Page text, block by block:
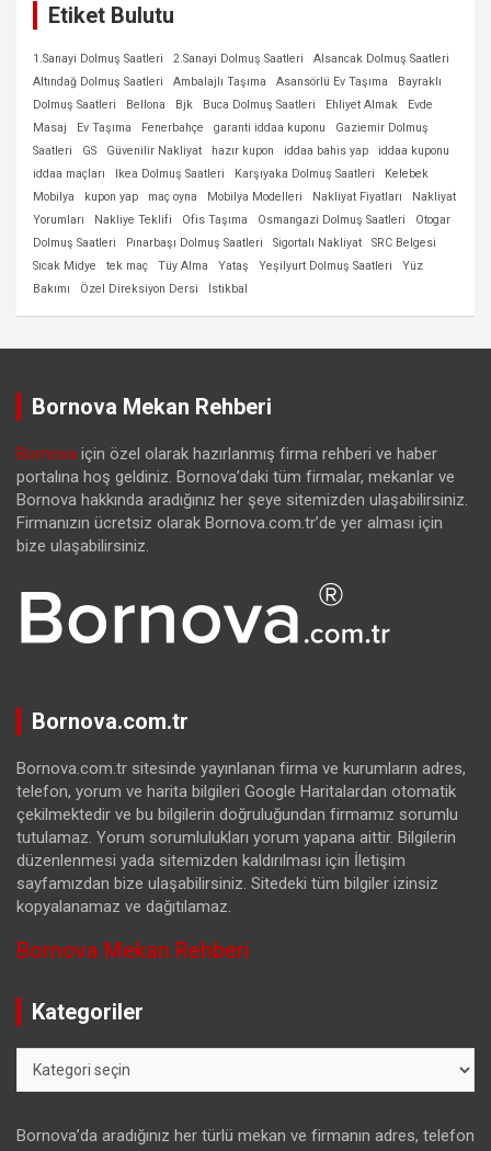
Etiket Bulutu
1.Sanayi Dolmuş Saatleri 2.Sanayi Dolmuş Saatleri
Alsancak Dolmuş Saatleri
Altındağ Dolmuş Saatleri
Ambalajlı Taşıma Asansörlü Ev Taşıma
Bayraklı
Dolmuş Saatleri
Bellona Bjk Buca Dolmuş Saatleri Ehliyet Almak
Evde
Masaj
Ev Taşıma Fenerbahçe garanti iddaa kuponu
Gaziemir Dolmuş
Saatleri
GS Güvenilir Nakliyat hazır kupon iddaa bahis yap
iddaa kuponu
iddaa maçları
Ikea Dolmuş Saatleri Karşıyaka Dolmuş Saatleri
Kelebek
Mobilya
kupon yap maç oyna Mobilya Modelleri Nakliyat Fiyatları
Nakliyat
Yorumları
Nakliye Teklifi Ofis Taşıma Osmangazi Dolmuş Saatleri
Otogar
Dolmuş Saatleri
Pınarbaşı Dolmuş Saatleri Sigortalı Nakliyat
SRC Belgesi
Sıcak Midye
tek maç Tüy Alma Yataş Yeşilyurt Dolmuş Saatleri
Yüz
Bakımı
Özel Direksiyon Dersi İstikbal
Bornova Mekan Rehberi
Bornova için özel olarak hazırlanmış firma rehberi ve haber
portalına hoş geldiniz. Bornova’daki tüm firmalar, mekanlar ve
Bornova hakkında aradığınız her şeye sitemizden ulaşabilirsiniz.
Firmanızın ücretsiz olarak Bornova.com.tr’de yer alması için
bize ulaşabilirsiniz.
Bornova.com.tr
Bornova.com.tr sitesinde yayınlanan firma ve kurumların adres,
telefon, yorum ve harita bilgileri Google Haritalardan otomatik
çekilmektedir ve bu bilgilerin doğruluğundan firmamız sorumlu
tutulamaz. Yorum sorumlulukları yorum yapana aittir. Bilgilerin
düzenlenmesi yada sitemizden kaldırılması için İletişim
sayfamızdan bize ulaşabilirsiniz. Sitedeki tüm bilgiler izinsiz
kopyalanamaz ve dağıtılamaz.
Bornova Mekan Rehberi
Kategoriler
Bornova’da aradığınız her türlü mekan ve firmanın adres, telefon